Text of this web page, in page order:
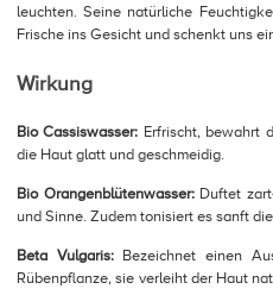
leuchten. Seine natürliche
Frische ins Gesicht und schenkt uns
Wirkung
Bio Cassiswasser: Erfrischt, bewahrt
die Haut glatt und geschmeidig.
Bio Orangenblütenwasser:Duftet
und Sinne. Zudem tonisiert es sanft
Beta Vulgaris: Bezeichnet einen
Rübenpflanze, sie verleiht der Haut